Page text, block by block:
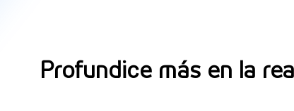
Profundice más en la